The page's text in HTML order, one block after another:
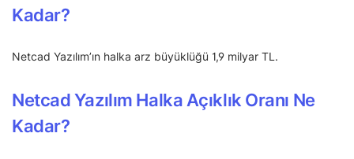
Kadar?
Netcad Yazılım’ın halka arz büyüklüğü 1,9 milyar TL.
Netcad Yazılım Halka Açıklık Oranı Ne
Kadar?